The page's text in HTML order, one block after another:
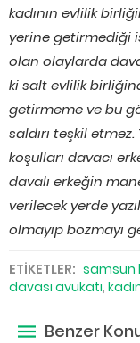
kadının evlilik
yerine getirmediği
olan olaylarda
ki salt evlilik
getirmeme ve bu
saldırı teşkil
koşulları davacı
davalı erkeğin
verilecek yerde
olmayıp bozmayı
ETİKETLER: samsun
davası avukatı,
Benzer